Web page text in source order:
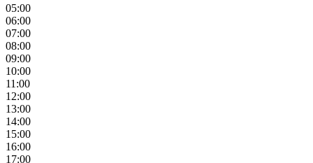
05:00
06:00
07:00
08:00
09:00
10:00
11:00
12:00
13:00
14:00
15:00
16:00
17:00